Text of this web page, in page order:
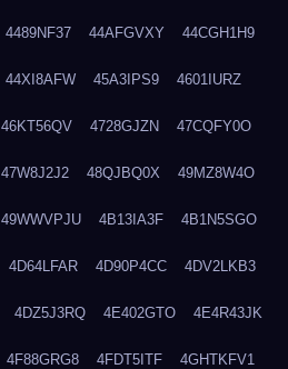
4489NF37 44AFGVXY 44CGH1H9
44XI8AFW 45A3IPS9 4601IURZ
46KT56QV 4728GJZN 47CQFY0O
47W8J2J2 48QJBQ0X 49MZ8W4O
49WWVPJU 4B13IA3F 4B1N5SGO
4D64LFAR 4D90P4CC 4DV2LKB3
4DZ5J3RQ 4E402GTO 4E4R43JK
4F88GRG8 4FDT5ITF 4GHTKFV1